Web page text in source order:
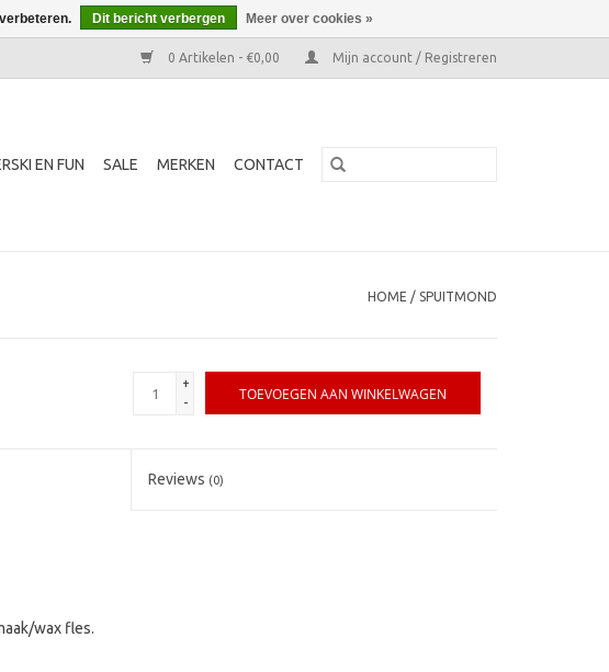
0 Artikelen - €0,00 Mijn account / Registreren
EN FUN SALE MERKEN CONTACT
HOME / SPUITMOND
+
-
TOEVOEGEN AAN WINKELWAGEN
Reviews (0)
wax fles.
Dit bericht verbergen Meer over cookies »